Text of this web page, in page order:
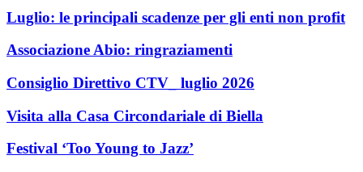
Luglio: le principali scadenze per gli enti non profit
Associazione Abio: ringraziamenti
Consiglio Direttivo CTV_ luglio 2026
Visita alla Casa Circondariale di Biella
Festival ‘Too Young to Jazz’